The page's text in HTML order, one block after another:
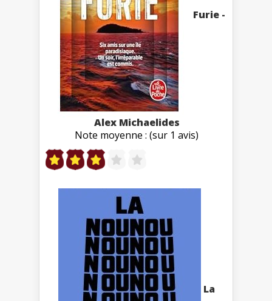
Furie -
Alex Michaelides
Note moyenne : (sur 1 avis)
La